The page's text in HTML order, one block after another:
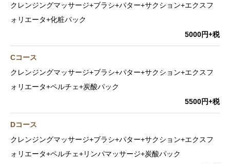
クレンジングマッサージ+ブラシ+パター+サクション+エクスフ
ォリエータ+化粧パック
5000円+税
Cコース
クレンジングマッサージ+ブラシ+パター+サクション+エクスフ
ォリエータ+ペルチェ+炭酸パック
5500円+税
Dコース
クレンジングマッサージ+ブラシ+パター+サクション+エクスフ
ォリエータ+ペルチェ+リンパマッサージ+炭酸パック